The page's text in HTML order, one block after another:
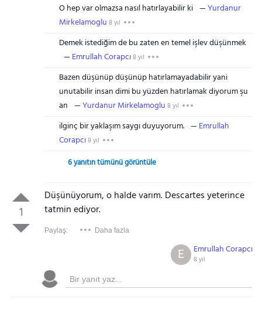
O hep var olmazsa nasıl hatırlayabilir ki
Yurdanur
Mirkelamoglu 8 yıl
Demek istediğim de bu zaten en temel işlev düşünmek
Emrullah Corapcı8 yıl
Bazen düşünüp düşünüp hatırlamayadabilir yani
unutabilir insan dimi bu yüzden hatırlamak diyorum şu
an
Yurdanur Mirkelamoglu 8 yıl
ilginç bir yaklaşım saygı duyuyorum.
Emrullah
Corapcı8 yıl
6 yanıtın tümünü görüntüle
1
Düşünüyorum, o halde varım. Descartes yeterince
tatmin ediyor.
Paylaş: Daha fazla
Emrullah Corapcı
8 yıl
E